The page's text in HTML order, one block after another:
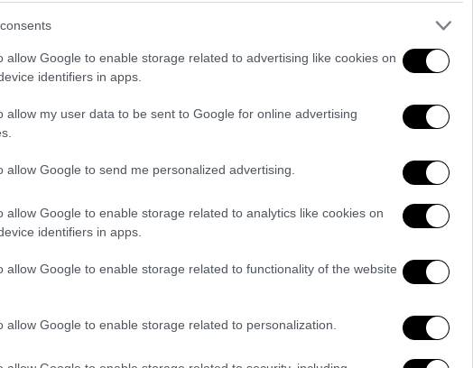
allow Google to enable storage related to advertising like cookies on
identifiers in apps.
allow my user data to be sent to Google for online advertising
allow Google to send me personalized advertising.
allow Google to enable storage related to analytics like cookies on
identifiers in apps.
allow Google to enable storage related to functionality of the website
allow Google to enable storage related to personalization.
συναγερμό Γιάννενα,
τα κυβερνητικά στελέχη, τονίζουν
ημέρες πιθανώς θα αυξηθούν περαιτέρω
συναθροίσεων που έχουν
Άλλωστε, η μεταδοτικότητα του
ημερησίωςγια πολλές συνεχόμενες
η επιδημία έχει ξεφύγει. Εξάλλου,
επικίνδυνο «φράγμα» όπου από κει και
μέτρα.